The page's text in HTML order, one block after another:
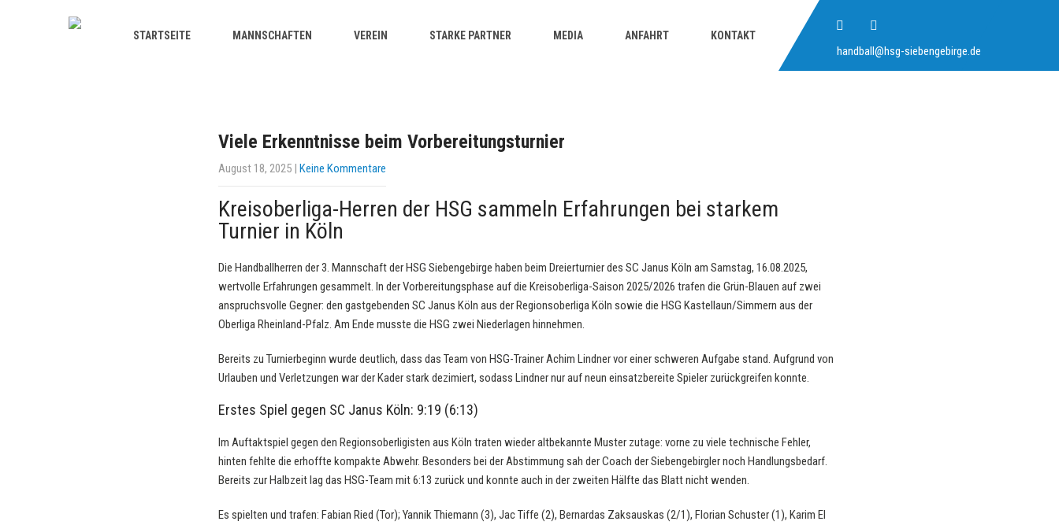
handball@hsg-siebengebirge.de
STARTSEITE MANNSCHAFTEN VEREIN STARKE PARTNER MEDIA ANFAHRT KONTAKT
Viele Erkenntnisse beim Vorbereitungsturnier
August 18, 2025 | Keine Kommentare
Kreisoberliga-Herren der HSG sammeln Erfahrungen bei starkem
Turnier in Köln
Die Handballherren der 3. Mannschaft der HSG Siebengebirge haben beim Dreierturnier des SC Janus Köln am Samstag, 16.08.2025,
wertvolle Erfahrungen gesammelt. In der Vorbereitungsphase auf die Kreisoberliga-Saison 2025/2026 trafen die Grün-Blauen auf zwei
anspruchsvolle Gegner: den gastgebenden SC Janus Köln aus der Regionsoberliga Köln sowie die HSG Kastellaun/Simmern aus der
Oberliga Rheinland-Pfalz. Am Ende musste die HSG zwei Niederlagen hinnehmen.
Bereits zu Turnierbeginn wurde deutlich, dass das Team von HSG-Trainer Achim Lindner vor einer schweren Aufgabe stand. Aufgrund von
Urlauben und Verletzungen war der Kader stark dezimiert, sodass Lindner nur auf neun einsatzbereite Spieler zurückgreifen konnte.
Erstes Spiel gegen SC Janus Köln: 9:19 (6:13)
Im Auftaktspiel gegen den Regionsoberligisten aus Köln traten wieder altbekannte Muster zutage: vorne zu viele technische Fehler,
hinten fehlte die erhoffte kompakte Abwehr. Besonders bei der Abstimmung sah der Coach der Siebengebirgler noch Handlungsbedarf.
Bereits zur Halbzeit lag das HSG-Team mit 6:13 zurück und konnte auch in der zweiten Hälfte das Blatt nicht wenden.
Es spielten und trafen: Fabian Ried (Tor); Yannik Thiemann (3), Jac Tiffe (2), Bernardas Zaksauskas (2/1), Florian Schuster (1), Karim El